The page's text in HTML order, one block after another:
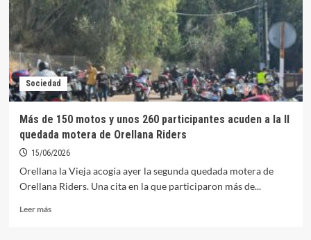
del
bar-
cafetería
del
Hogar
del
Pensionista
en
Sociedad
Más de 150 motos y unos 260 participantes acuden a la II
quedada motera de Orellana Riders
15/06/2026
Orellana la Vieja acogía ayer la segunda quedada motera de
Orellana Riders. Una cita en la que participaron más de...
Leer másLeer